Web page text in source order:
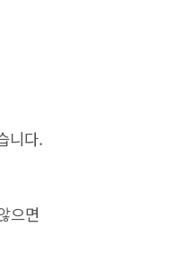
니다.
으면